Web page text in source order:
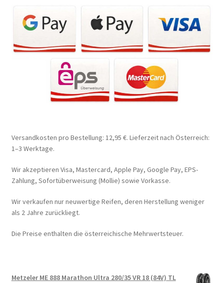
Versandkosten pro Bestellung: 12,95 €. Lieferzeit nach Österreich:
1–3 Werktage.
Wir akzeptieren Visa, Mastercard, Apple Pay, Google Pay, EPS-
Zahlung, Sofortüberweisung (Mollie) sowie Vorkasse.
Wir verkaufen nur neuwertige Reifen, deren Herstellung weniger
als 2 Jahre zurückliegt.
Die Preise enthalten die österreichische Mehrwertsteuer.
Metzeler ME 888 Marathon Ultra 280/35 VR 18 (84V) TL